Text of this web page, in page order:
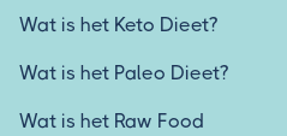
Wat is het Keto Dieet?
Wat is het Paleo Dieet?
Wat is het Raw Food